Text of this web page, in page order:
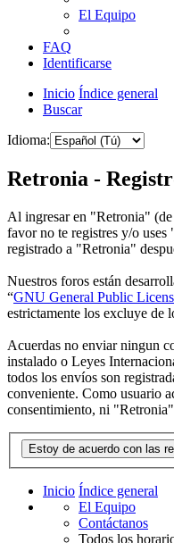
El Equipo
FAQ
Identificarse
Inicio Índice general
Buscar
Idioma:
Retronia -
Al ingresar en "Retronia"
favor no te registres y/o uses
registrado a "Retronia"
Nuestros foros están
“GNU General Public
estrictamente los excluye de
Acuerdas no enviar ningun
instalado o Leyes
todos los envíos son
conveniente. Como usuario
consentimiento, ni
Inicio Índice general
El Equipo
Contáctanos
Todos los